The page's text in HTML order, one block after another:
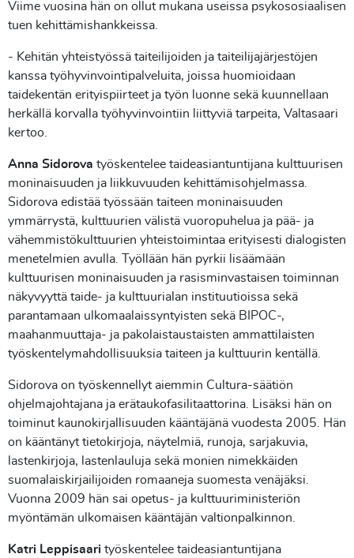
Viime vuosina hän on ollut mukana useissa psykososiaalisen
tuen kehittämishankkeissa.
- Kehitän yhteistyössä taiteilijoiden ja taiteilijajärjestöjen
kanssa työhyvinvointipalveluita, joissa huomioidaan
taidekentän erityispiirteet ja työn luonne sekä kuunnellaan
herkällä korvalla työhyvinvointiin liittyviä tarpeita, Valtasaari
kertoo.
Anna Sidorova työskentelee taideasiantuntijana kulttuurisen
moninaisuuden ja liikkuvuuden kehittämisohjelmassa.
Sidorova edistää työssään taiteen moninaisuuden
ymmärrystä, kulttuurien välistä vuoropuhelua ja pää- ja
vähemmistökulttuurien yhteistoimintaa erityisesti dialogisten
menetelmien avulla. Työllään hän pyrkii lisäämään
kulttuurisen moninaisuuden ja rasisminvastaisen toiminnan
näkyvyyttä taide- ja kulttuurialan instituutioissa sekä
parantamaan ulkomaalaissyntyisten sekä BIPOC-,
maahanmuuttaja- ja pakolaistaustaisten ammattilaisten
työskentelymahdollisuuksia taiteen ja kulttuurin kentällä.
Sidorova on työskennellyt aiemmin Cultura-säätiön
ohjelmajohtajana ja erätaukofasilitaattorina. Lisäksi hän on
toiminut kaunokirjallisuuden kääntäjänä vuodesta 2005. Hän
on kääntänyt tietokirjoja, näytelmiä, runoja, sarjakuvia,
lastenkirjoja, lastenlauluja sekä monien nimekkäiden
suomalaiskirjailijoiden romaaneja suomesta venäjäksi.
Vuonna 2009 hän sai opetus- ja kulttuuriministeriön
myöntämän ulkomaisen kääntäjän valtionpalkinnon.
Katri Leppisaari työskentelee taideasiantuntijana